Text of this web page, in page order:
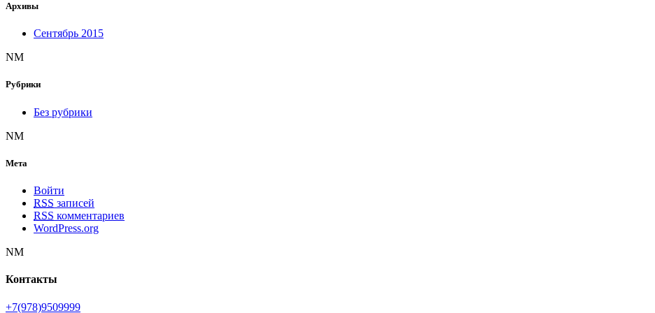
Архивы
Сентябрь 2015
NM
Рубрики
Без рубрики
NM
Мета
Войти
RSS записей
RSS комментариев
WordPress.org
NM
Контакты
+7(978)9509999